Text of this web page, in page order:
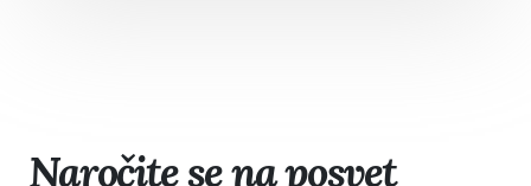
Naročite se na posvet